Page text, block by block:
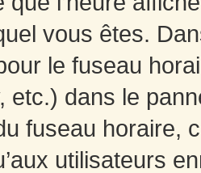
vous êtes.
le fuseau
etc.) dans le
fuseau horaire,
utilisateurs